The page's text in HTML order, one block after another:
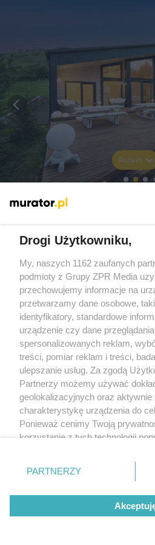
Rozwiń
Drogi Użytkowniku,
My, naszych 1162 zaufanych
podmioty z Grupy ZPR Media
przechowujemy informacje na
przetwarzamy dane osobowe,
identyfikatory, standardowe
urządzenie czy dane
spersonalizowanych reklam,
treści, pomiar reklam i treści,
ulepszanie usług. Za zgodą
Partnerzy możemy używać
geolokalizacyjnych oraz aktywnie
charakterystykę urządzenia do
Ponieważ cenimy Twoją
korzystanie z tych technologii
zmienić/wycofać klikając
znajdujący się w lewym dolnym
rodzaje przetwarzania danych
użytkownika, ale masz prawo
przetwarzaniu. Preferencje będą
PARTNERZY